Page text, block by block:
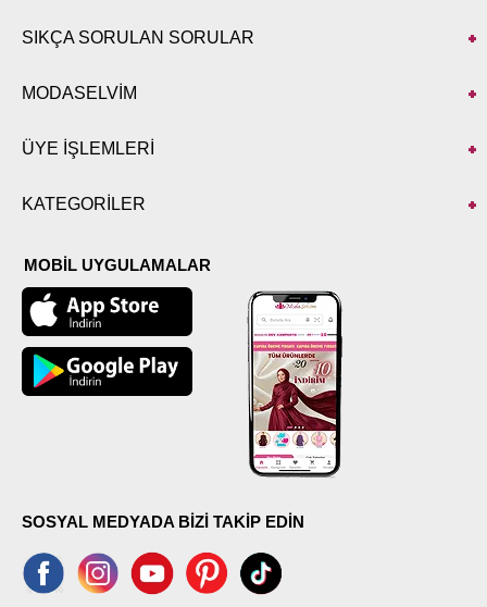
SIKÇA SORULAN SORULAR
MODASELVİM
ÜYE İŞLEMLERİ
KATEGORİLER
MOBİL UYGULAMALAR
SOSYAL MEDYADA BİZİ TAKİP EDİN